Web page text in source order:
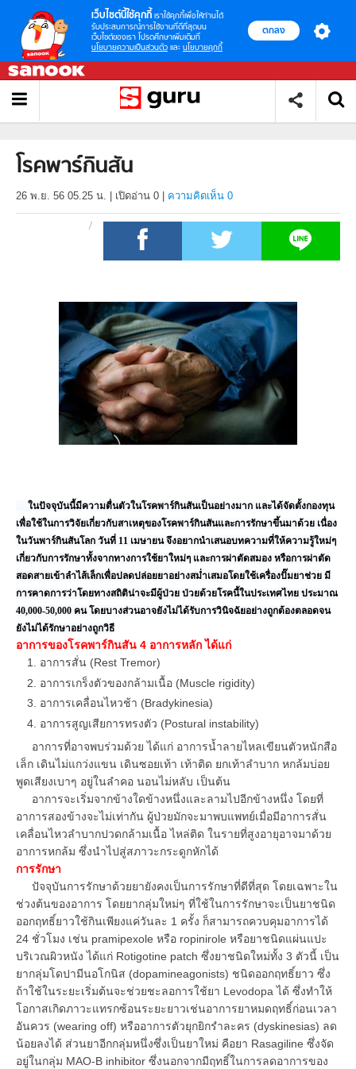
เว็บไซต์นี้ใช้คุกกี้ เราใช้คุกกี้เพื่อให้ท่านได้
รับประสบการณ์การใช้งานที่ดีที่สุดบน
เว็บไซต์ของเรา โปรดศึกษาเพิ่มเติมที่
นโยบายความเป็นส่วนตัว และ นโยบายคุกกี้
ตกลง
โรคพาร์กินสัน
26 พ.ย. 56 05.25 น. เปิดอ่าน 0 ความคิดเห็น 0
ในปัจจุบันนี้มีความตื่นตัวในโรคพาร์กินสันเป็นอย่างมาก และได้จัดตั้งกองทุน
เพื่อใช้ในการวิจัยเกี่ยวกับสาเหตุของโรคพาร์กินสันและการรักษาขึ้นมาด้วย เนื่อง
ในวันพาร์กินสันโลก วันที่ 11 เมษายน จึงอยากนำเสนอบทความที่ให้ความรู้ใหม่ๆ
เกี่ยวกับการรักษาทั้งจากทางการใช้ยาใหม่ๆ และการผ่าตัดสมอง หรือการผ่าตัด
สอดสายเข้าลำไส้เล็กเพื่อปลดปล่อยยาอย่างสม่ำเสมอโดยใช้เครื่องปั๊มยาช่วย มี
การคาดการว่าโดยทางสถิติน่าจะมีผู้ป่วย ป่วยด้วยโรคนี้ในประเทศไทย ประมาณ
40,000-50,000 คน โดยบางส่วนอาจยังไม่ได้รับการวินิจฉัยอย่างถูกต้องตลอดจน
ยังไม่ได้รักษาอย่างถูกวิธี
อาการของโรคพาร์กินสัน 4 อาการหลัก ได้แก่
อาการสั่น (Rest Tremor)
อาการเกร็งตัวของกล้ามเนื้อ (Muscle rigidity)
อาการเคลื่อนไหวช้า (Bradykinesia)
อาการสูญเสียการทรงตัว (Postural instability)
อาการที่อาจพบร่วมด้วย ได้แก่ อาการน้ำลายไหลเขียนตัวหนักสือ
เล็ก เดินไม่แกว่งแขน เดินซอยเท้า เท้าติด ยกเท้าลำบาก หกล้มบ่อย
พูดเสียงเบาๆ อยู่ในลำคอ นอนไม่หลับ เป็นต้น
อาการจะเริ่มจากข้างใดข้างหนึ่งและลามไปอีกข้างหนึ่ง โดยที่
อาการสองข้างจะไม่เท่ากัน ผู้ป่วยมักจะมาพบแพทย์เมื่อมีอาการสั่น
เคลื่อนไหวลำบากปวดกล้ามเนื้อ ไหล่ติด ในรายที่สูงอายุอาจมาด้วย
อาการหกล้ม ซึ่งนำไปสู่สภาวะกระดูกหักได้
การรักษา
ปัจจุบันการรักษาด้วยยายังคงเป็นการรักษาที่ดีที่สุด โดยเฉพาะใน
ช่วงต้นของอาการ โดยยากลุ่มใหม่ๆ ที่ใช้ในการรักษาจะเป็นยาชนิด
ออกฤทธิ์ยาวใช้กินเพียงแค่วันละ 1 ครั้ง ก็สามารถควบคุมอาการได้
24 ชั่วโมง เช่น pramipexole หรือ ropinirole หรือยาชนิดแผ่นแปะ
บริเวณผิวหนัง ได้แก่ Rotigotine patch ซึ่งยาชนิดใหม่ทั้ง 3 ตัวนี้ เป็น
ยากลุ่มโดปามีนอโกนิส (dopamineagonists) ชนิดออกฤทธิ์ยาว ซึ่ง
ถ้าใช้ในระยะเริ่มต้นจะช่วยชะลอการใช้ยา Levodopa ได้ ซึ่งทำให้
โอกาสเกิดภาวะแทรกซ้อนระยะยาวเช่นอาการยาหมดฤทธิ์ก่อนเวลา
อันควร (wearing off) หรืออาการตัวยุกยิกรำละคร (dyskinesias) ลด
น้อยลงได้ ส่วนยาอีกกลุ่มหนึ่งซึ่งเป็นยาใหม่ คือยา Rasagiline ซึ่งจัด
อยู่ในกลุ่ม MAO-B inhibitor ซึ่งนอกจากมีฤทธิ์ในการลดอาการของ